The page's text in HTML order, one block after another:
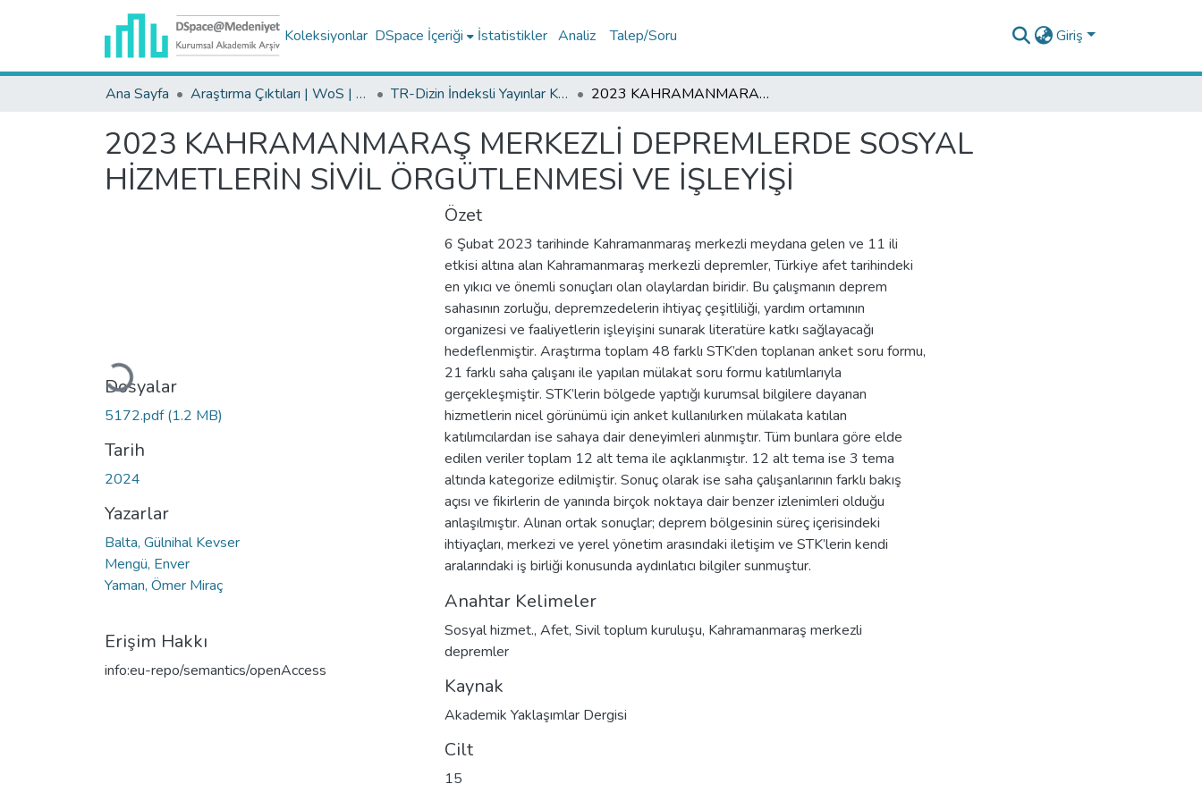
Koleksiyonlar DSpace İçeriği İstatistikler Analiz Talep/Soru Giriş
Ana Sayfa Araştırma Çıktıları | WoS | Scopus | TR-Dizin | PubMed TR-Dizin İndeksli Yayınlar Koleksiyonu 2023 KAHRAMANMARAŞ MERKEZLİ DEPREMLERDE SOSYAL HİZMETLERİN SİVİL ÖRGÜTLENMESİ VE İŞLEYİŞİ
2023 KAHRAMANMARAŞ MERKEZLİ DEPREMLERDE SOSYAL
HİZMETLERİN SİVİL ÖRGÜTLENMESİ VE İŞLEYİŞİ
Yükleniyor...
Dosyalar
5172.pdf(1.2 MB)
Tarih
2024
Yazarlar
Balta, Gülnihal Kevser
Mengü, Enver
Yaman, Ömer Miraç
Erişim Hakkı
info:eu-repo/semantics/openAccess
Özet
6 Şubat 2023 tarihinde Kahramanmaraş merkezli meydana gelen ve 11 ili
etkisi altına alan Kahramanmaraş merkezli depremler, Türkiye afet tarihindeki
en yıkıcı ve önemli sonuçları olan olaylardan biridir. Bu çalışmanın deprem
sahasının zorluğu, depremzedelerin ihtiyaç çeşitliliği, yardım ortamının
organizesi ve faaliyetlerin işleyişini sunarak literatüre katkı sağlayacağı
hedeflenmiştir. Araştırma toplam 48 farklı STK’den toplanan anket soru formu,
21 farklı saha çalışanı ile yapılan mülakat soru formu katılımlarıyla
gerçekleşmiştir. STK’lerin bölgede yaptığı kurumsal bilgilere dayanan
hizmetlerin nicel görünümü için anket kullanılırken mülakata katılan
katılımcılardan ise sahaya dair deneyimleri alınmıştır. Tüm bunlara göre elde
edilen veriler toplam 12 alt tema ile açıklanmıştır. 12 alt tema ise 3 tema
altında kategorize edilmiştir. Sonuç olarak ise saha çalışanlarının farklı bakış
açısı ve fikirlerin de yanında birçok noktaya dair benzer izlenimleri olduğu
anlaşılmıştır. Alınan ortak sonuçlar; deprem bölgesinin süreç içerisindeki
ihtiyaçları, merkezi ve yerel yönetim arasındaki iletişim ve STK’lerin kendi
aralarındaki iş birliği konusunda aydınlatıcı bilgiler sunmuştur.
Anahtar Kelimeler
Sosyal hizmet., Afet, Sivil toplum kuruluşu, Kahramanmaraş merkezli
depremler
Kaynak
Akademik Yaklaşımlar Dergisi
Cilt
15